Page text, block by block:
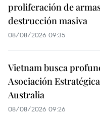
proliferación de
destrucción masiva
08/08/2026 09:35
Vietnam busca
Asociación
Australia
08/08/2026 09:26